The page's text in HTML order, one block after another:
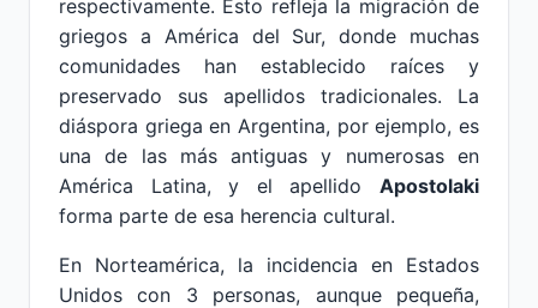
respectivamente. Esto refleja la migración de
griegos a América del Sur, donde muchas
comunidades han establecido raíces y
preservado sus apellidos tradicionales. La
diáspora griega en Argentina, por ejemplo, es
una de las más antiguas y numerosas en
América Latina, y el apellido Apostolaki
forma parte de esa herencia cultural.
En Norteamérica, la incidencia en Estados
Unidos con 3 personas, aunque pequeña,